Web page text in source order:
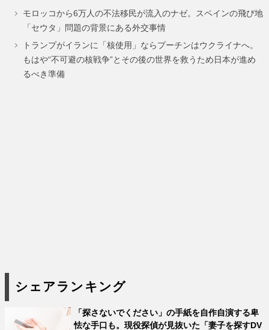
ー
ジ
ー
ジ
ー
ジ
モロッコから6万人の不法移民が流入のナゼ。スペインの飛び地
「セウタ」問題の背景にある外交事情
トランプがイランに「核使用」ならプーチンはウクライナへ。
もはや“不可避の核戦争”とその後の世界を救うため日本が進め
るべき準備
シェアランキング
「探さないでください」の手紙を自作自演する卑
怯な手口も。現役探偵が見抜いた「妻子を探すDV